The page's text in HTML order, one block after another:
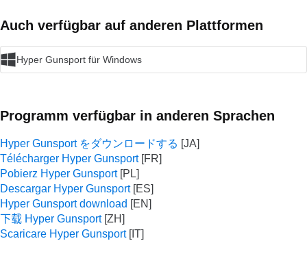
Auch verfügbar auf anderen Plattformen
Hyper Gunsport für Windows
Programm verfügbar in anderen Sprachen
Hyper Gunsport をダウンロードする
Télécharger Hyper Gunsport
Pobierz Hyper Gunsport
Descargar Hyper Gunsport
Hyper Gunsport download
下载 Hyper Gunsport
Scaricare Hyper Gunsport